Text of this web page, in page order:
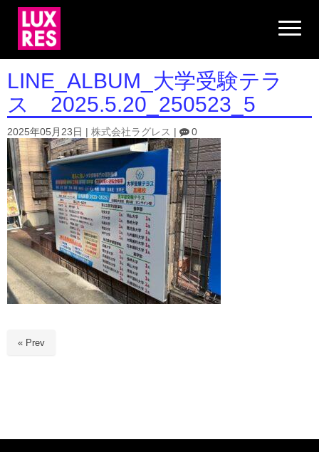
N
a
i
o
LINE_ALBUM_大学受験テラ
ス 2025.5.20_250523_5
2025年05月23日 株式会社ラグレス 0
« Prev